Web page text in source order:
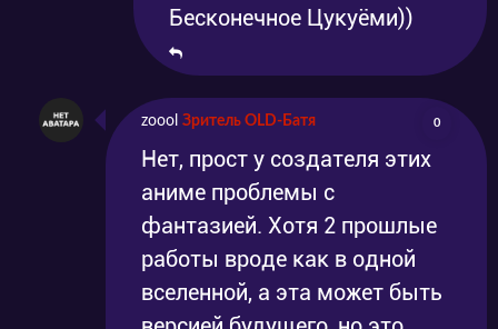
Бесконечное Цукуёми))
zoool Зритель OLD-Батя 0
Нет, прост у создателя этих
аниме проблемы с
фантазией. Хотя 2 прошлые
работы вроде как в одной
вселенной, а эта может быть